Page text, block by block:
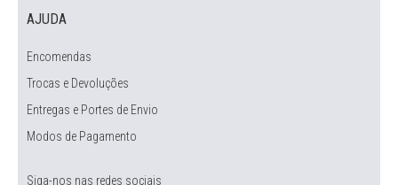
AJUDA
Encomendas
Trocas e Devoluções
Entregas e Portes de Envio
Modos de Pagamento
Siga-nos nas redes sociais